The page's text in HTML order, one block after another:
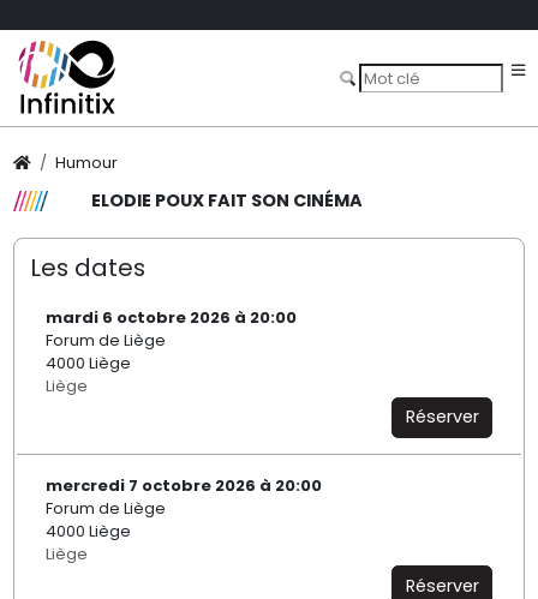
Humour
ELODIE POUX FAIT SON CINÉMA
Les dates
mardi 6 octobre 2026 à 20:00
Forum de Liège
4000 Liège
Liège
Réserver
mercredi 7 octobre 2026 à 20:00
Forum de Liège
4000 Liège
Liège
Réserver